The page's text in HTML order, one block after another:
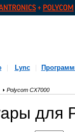
Lync
Polycom CX7000
для